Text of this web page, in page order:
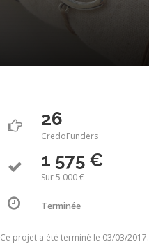
26
CredoFunders
1 575 €
Sur 5 000 €
Terminée
Ce projet a été terminé le 03/03/2017.